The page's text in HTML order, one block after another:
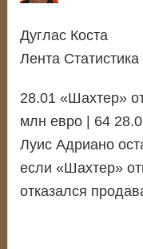
Дуглас Коста
Лента
28.01 «Шахтер»
млн евро | 64
Луис Адриано
если «Шахтер»
отказался